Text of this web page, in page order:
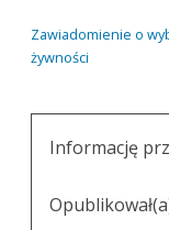
Zawiadomienie o
żywności
Informację